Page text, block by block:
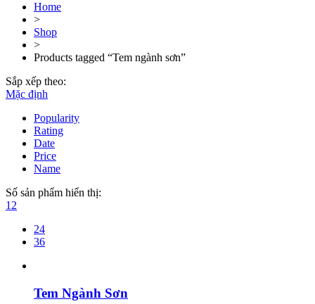
Home
>
Shop
>
Products tagged “Tem ngành sơn”
Sắp xếp theo:
Mặc định
Popularity
Rating
Date
Price
Name
Số sản phẩm hiển thị:
12
24
36
Tem Ngành Sơn